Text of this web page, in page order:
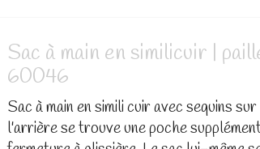
Sac à main en similicuir |
60046
Sac à main en simili cuir avec sequins
l'arrière se trouve une poche